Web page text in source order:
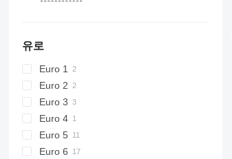
유로
Euro 1
Euro 2
Euro 3
Euro 4
Euro 5
Euro 6